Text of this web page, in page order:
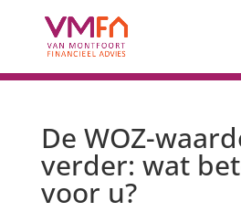
De WOZ-
verder: wat
voor u?